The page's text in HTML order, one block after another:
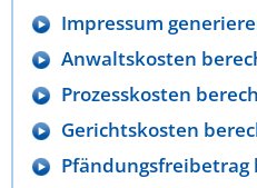
Impressum
Anwaltskosten
Prozesskosten
Gerichtskosten
Pfändungsfreibetrag